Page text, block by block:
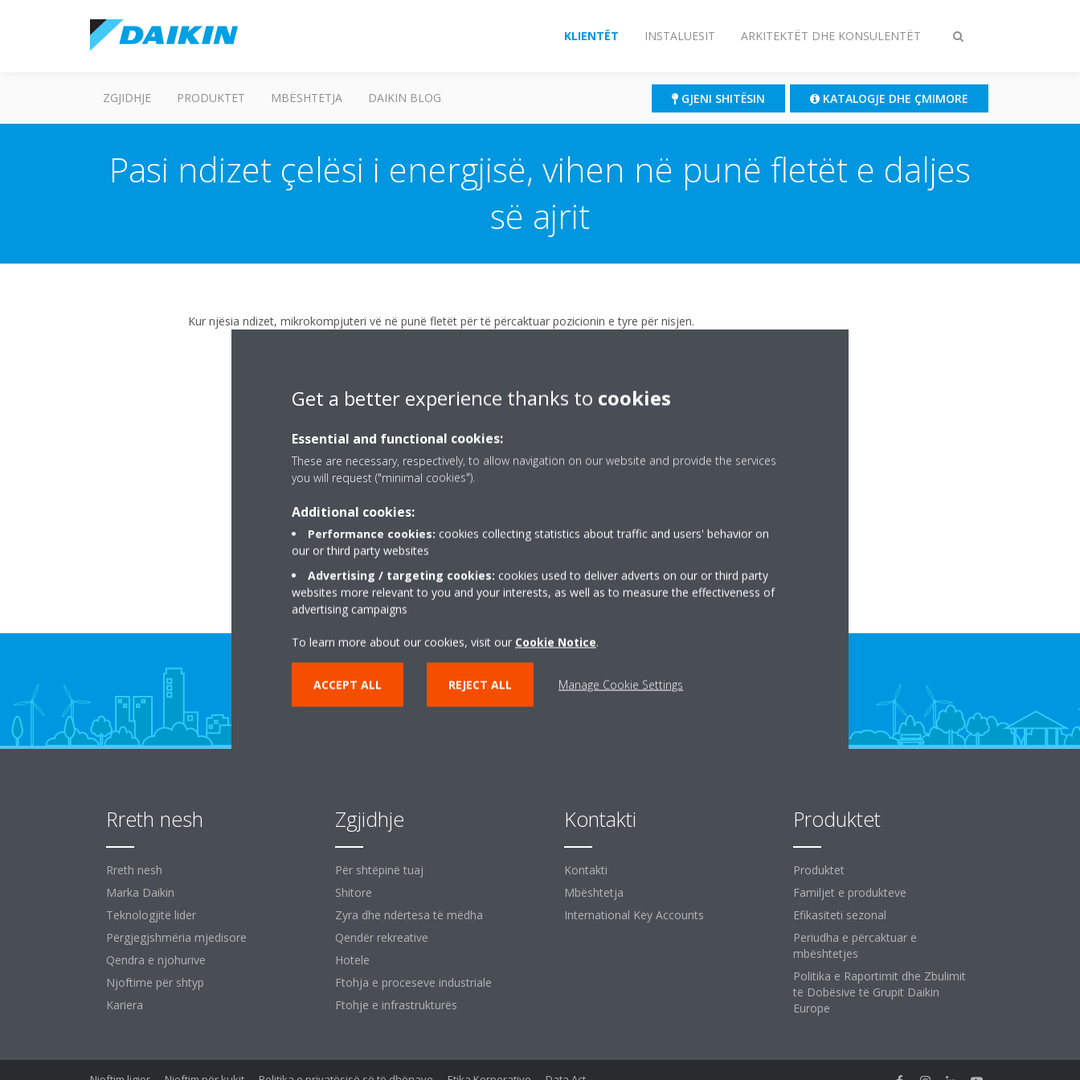
Ndrysho
KLIENTËT INSTALUESIT ARKITEKTËT DHE KONSULENTËT
ZGJIDHJE PRODUKTET MBËSHTETJA DAIKIN BLOG GJENI SHITËSIN KATALOGJE DHE ÇMIMORE
Pasi ndizet çelësi i energjisë, vihen në punë fletët e daljes
së ajrit
Kur njësia ndizet, mikrokompjuteri vë në punë fletët për të përcaktuar pozicionin e tyre për nisjen.
Rreth nesh
Rreth nesh
Marka Daikin
Teknologjitë lider
Përgjegjshmëria mjedisore
Qendra e njohurive
Njoftime për shtyp
Kariera
Zgjidhje
Për shtëpinë tuaj
Shitore
Zyra dhe ndërtesa të mëdha
Qendër rekreative
Hotele
Ftohja e proceseve industriale
Ftohje e infrastrukturës
Kontakti
Kontakti
Mbështetja
International Key Accounts
Produktet
Produktet
Familjet e produkteve
Efikasiteti sezonal
Periudha e përcaktuar e
mbështetjes
Politika e Raportimit dhe Zbulimit
të Dobësive të Grupit Daikin
Europe
Get a better experience thanks to cookies
Essential and functional cookies:
These are necessary, respectively, to allow navigation on our website and provide the services
you will request ("minimal cookies").
Additional cookies:
Performance cookies: cookies collecting statistics about traffic and users' behavior on
our or third party websites
Advertising / targeting cookies: cookies used to deliver adverts on our or third party
websites more relevant to you and your interests, as well as to measure the effectiveness of
advertising campaigns
To learn more about our cookies, visit our Cookie Notice.
ACCEPT ALL REJECT ALL Manage Cookie Settings